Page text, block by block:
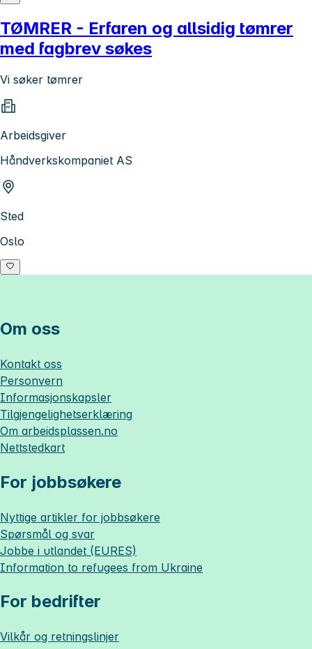
TØMRER - Erfaren og allsidig tømrer
med fagbrev søkes
Vi søker tømrer
Arbeidsgiver
Håndverkskompaniet AS
Sted
Oslo
Om oss
Kontakt oss
Personvern
Informasjonskapsler
Tilgjengelighetserklæring
Om arbeidsplassen.no
Nettstedkart
For jobbsøkere
Nyttige artikler for jobbsøkere
Spørsmål og svar
Jobbe i utlandet (EURES)
Information to refugees from Ukraine
For bedrifter
Vilkår og retningslinjer